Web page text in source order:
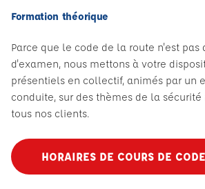
Formation théorique
Parce que le code de la route n'est pas
d'examen, nous mettons à votre
présentiels en collectif, animés par un
conduite, sur des thèmes de la
tous nos clients.
HORAIRES DE COURS DE CODE